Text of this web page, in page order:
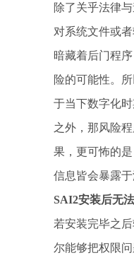
除了关乎法律
对系统文件或
暗藏着后门程
险的可能性。
于当下数字化
之外，那风险
果，更可怖的
信息皆会暴露
SAI2安装后无
若安装完毕之
尔能够把权限